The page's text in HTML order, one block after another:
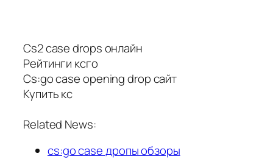
Cs2 case drops онлайн
Рейтинги ксго
Cs:go case opening drop сайт
Купить кс
Related News:
cs:go case дропы обзоры